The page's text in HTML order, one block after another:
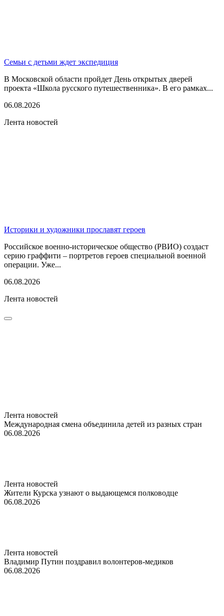
Семьи с детьми ждет экспедиция
В Московской области пройдет День открытых дверей
проекта «Школа русского путешественника». В его рамках...
06.08.2026
Лента новостей
Историки и художники прославят героев
Российское военно-историческое общество (РВИО) создаст
серию граффити – портретов героев специальной военной
операции. Уже...
06.08.2026
Лента новостей
Лента новостей
Международная смена объединила детей из разных стран
06.08.2026
Лента новостей
Жители Курска узнают о выдающемся полководце
06.08.2026
Лента новостей
Владимир Путин поздравил волонтеров-медиков
06.08.2026